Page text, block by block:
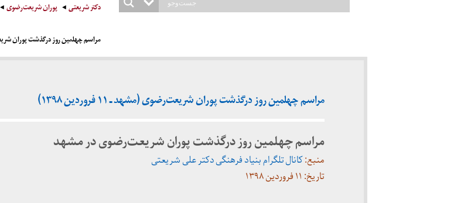
دکتر شریعتی پوران شریعت‌رضوی
مراسم چهلمین روز درگذشت پوران شریعت‌رضوی
مراسم چهلمین روز درگذشت پوران شریعت‌رضوی (مشهد ـ ۱۱ فروردین ۱۳۹۸)
مراسم چهلمین روز درگذشت پوران شریعت‌رضوی در مشهد
منبع:کانال تلگرام بنیاد فرهنگی دکتر علی شریعتی
تاریخ: ۱۱ فروردین ۱۳۹۸